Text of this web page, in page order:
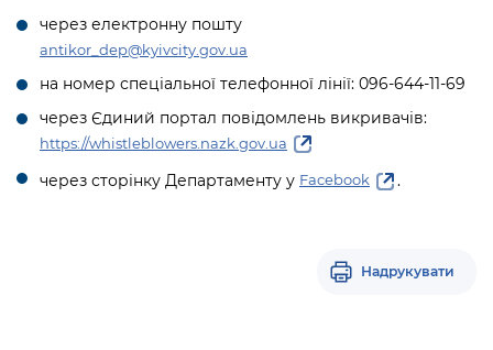
через електронну пошту
antikor_dep@kyivcity.gov.ua
на номер спеціальної телефонної лінії: 096-644-11-69
через Єдиний портал повідомлень викривачів:
https://whistleblowers.nazk.gov.ua
через сторінку Департаменту у Facebook .
Надрукувати